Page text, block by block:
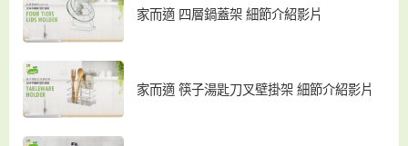
家而適 四層鍋蓋架 細節介紹影片
家而適 筷子湯匙刀叉壁掛架 細節介紹影片